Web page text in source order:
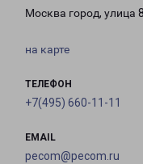
Москва город, улица
на карте
ТЕЛЕФОН
+7(495) 660-11-11
EMAIL
pecom@pecom.ru